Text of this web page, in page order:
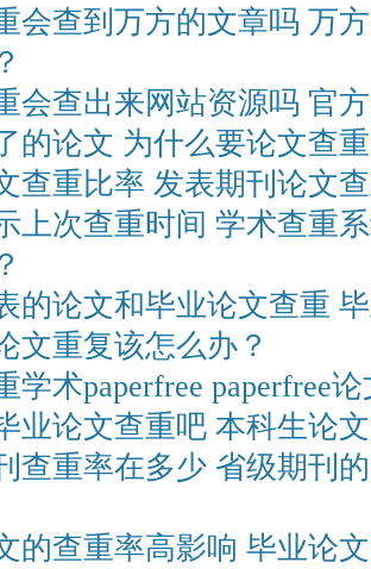
会查到万方的文章吗 万
会查出来网站资源吗 官
的论文 为什么要论文查
查重比率 发表期刊论文
上次查重时间 学术查重
的论文和毕业论文查重
文重复该怎么办？
学术paperfree paperfree
业论文查重吧 本科生论
查重率在多少 省级期刊
的查重率高影响 毕业论